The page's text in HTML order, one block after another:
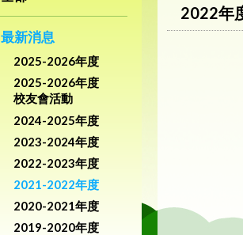
最新消息
2025-2026年度
2025-2026年度
校友會活動
2024-2025年度
2023-2024年度
2022-2023年度
2021-2022年度
2020-2021年度
2019-2020年度
2022年